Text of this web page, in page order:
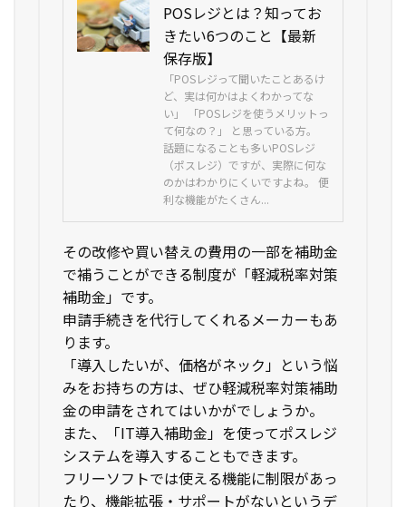
POSレジとは？知ってお
きたい6つのこと【最新
保存版】
「POSレジって聞いたことあるけ
ど、実は何かはよくわかってな
い」 「POSレジを使うメリットっ
て何なの？」 と思っている方。
話題になることも多いPOSレジ
（ポスレジ）ですが、実際に何な
のかはわかりにくいですよね。 便
利な機能がたくさん...
その改修や買い替えの費用の一部を補助金
で補うことができる制度が「軽減税率対策
補助金」です。
申請手続きを代行してくれるメーカーもあ
ります。
「導入したいが、価格がネック」という悩
みをお持ちの方は、ぜひ軽減税率対策補助
金の申請をされてはいかがでしょうか。
また、「IT導入補助金」を使ってポスレジ
システムを導入することもできます。
フリーソフトでは使える機能に制限があっ
たり、機能拡張・サポートがないというデ